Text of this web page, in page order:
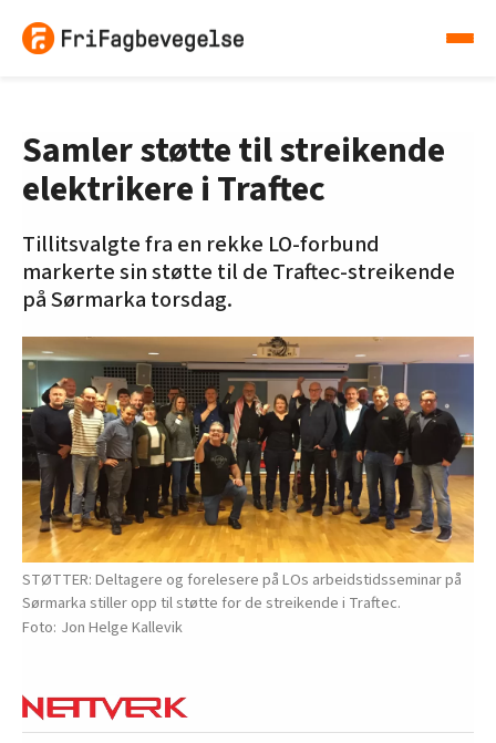
Samler støtte til streikende
elektrikere i Traftec
Tillitsvalgte fra en rekke LO-forbund
markerte sin støtte til de Traftec-streikende
på Sørmarka torsdag.
STØTTER: Deltagere og forelesere på LOs arbeidstidsseminar på
Sørmarka stiller opp til støtte for de streikende i Traftec.
Jon Helge Kallevik